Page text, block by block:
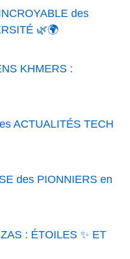
des
🌿🌍
KHMERS :
ACTUALITÉS TECH
des PIONNIERS en
: ÉTOILES ✨ ET